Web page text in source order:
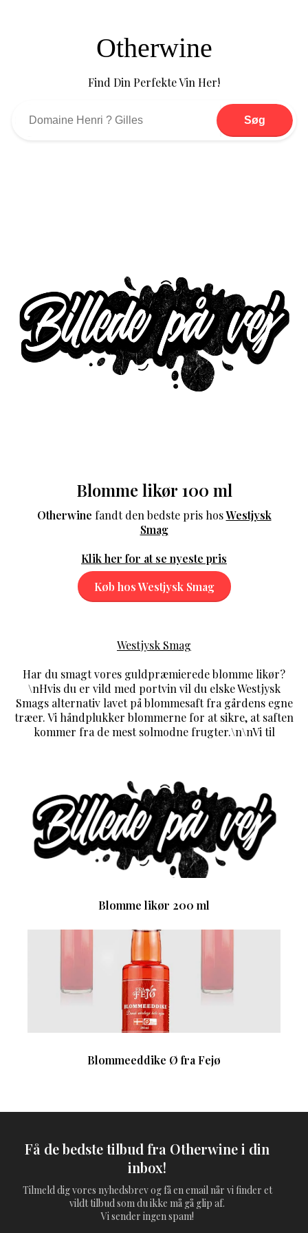
Otherwine
Find Din Perfekte Vin Her!
Søg
Blomme likør 100 ml
Otherwine fandt den bedste pris hosWestjysk
Smag
Klik her for at se nyeste pris
Køb hos Westjysk Smag
Westjysk Smag
Har du smagt vores guldpræmierede blomme likør?
\nHvis du er vild med portvin vil du elske Westjysk
Smags alternativ lavet på blommesaft fra gårdens egne
træer. Vi håndplukker blommerne for at sikre, at saften
kommer fra de mest solmodne frugter.\n\nVi til
Blomme likør 200 ml
Blommeeddike Ø fra Fejø
Få de bedste tilbud fra Otherwine i din
inbox!
Tilmeld dig vores nyhedsbrev og få en email når vi finder et
vildt tilbud som du ikke må gå glip af.
Vi sender ingen spam!